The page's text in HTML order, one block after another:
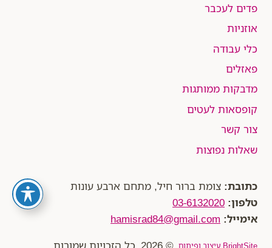
פדים לעכבר
אוזניות
כלי עבודה
פאזלים
מדבקות ממותגות
קופסאות לעטים
צור קשר
שאלות נפוצות
כתובת: צומת ברור חיל, מתחם ארבע עונות
טלפון: 03-6132020
אימייל: hamisrad84@gmail.com
BrightSite עיצוב ופיתוח